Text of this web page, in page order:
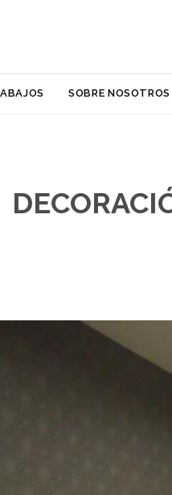
SOBRE NOSOTROS